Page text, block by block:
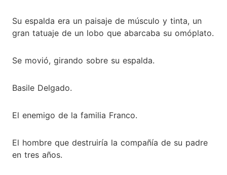
Su espalda era un paisaje de músculo y tinta, un
gran tatuaje de un lobo que abarcaba su omóplato.
Se movió, girando sobre su espalda.
Basile Delgado.
El enemigo de la familia Franco.
El hombre que destruiría la compañía de su padre
en tres años.